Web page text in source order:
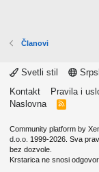
Članovi
Svetli stil
Kontakt
Pravila i
Naslovna
R
Community platform by
d.o.o. 1999-2026. Sva
bez dozvole.
Krstarica ne snosi